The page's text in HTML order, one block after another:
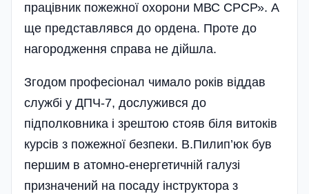
працівник пожежної охорони МВС СРСР». А
ще представлявся до ордена. Проте до
нагородження справа не дійшла.
Згодом професіонал чимало років віддав
службі у ДПЧ-7, дослужився до
підполковника і зрештою стояв біля витоків
курсів з пожежної безпеки. В.Пилип’юк був
першим в атомно-енергетичній галузі
призначений на посаду інструктора з